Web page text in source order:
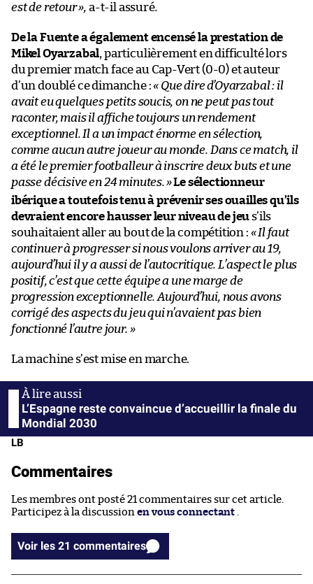
est de retour », a-t-il assuré.
De la Fuente a également encensé la prestation de
Mikel Oyarzabal, particulièrement en difficulté lors
du premier match face au Cap-Vert (0-0) et auteur
d’un doublé ce dimanche :« Que dire d’Oyarzabal : il
avait eu quelques petits soucis, on ne peut pas tout
raconter, mais il affiche toujours un rendement
exceptionnel. Il a un impact énorme en sélection,
comme aucun autre joueur au monde. Dans ce match, il
a été le premier footballeur à inscrire deux buts et une
passe décisive en 24 minutes.»Le sélectionneur
ibérique a toutefois tenu à prévenir ses ouailles qu’ils
devraient encore hausser leur niveau de jeu s’ils
souhaitaient aller au bout de la compétition : « Il faut
continuer à progresser si nous voulons arriver au 19,
aujourd’hui il y a aussi de l’autocritique. L’aspect le plus
positif, c’est que cette équipe a une marge de
progression exceptionnelle. Aujourd’hui, nous avons
corrigé des aspects du jeu qui n’avaient pas bien
fonctionné l’autre jour. »
La machine s’est mise en marche.
L’Espagne reste convaincue d’accueillir la finale du
Mondial 2030
LB
Commentaires
Les membres ont posté 21 commentaires sur cet article.
Participez à la discussion en vous connectant
Voir les 21 commentaires